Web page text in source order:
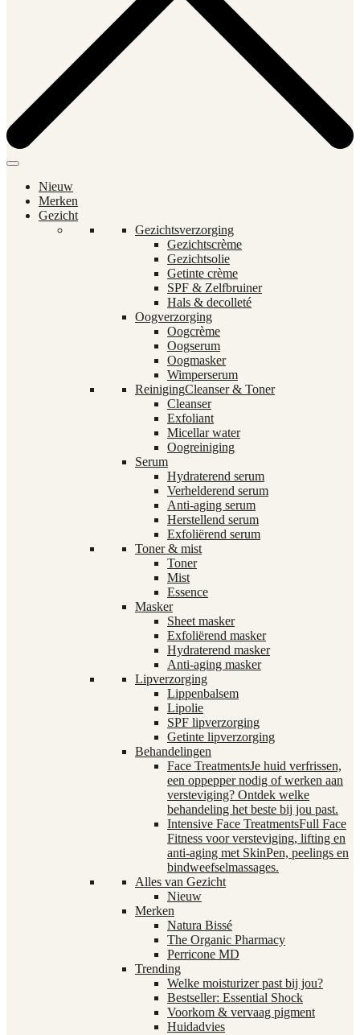
Nieuw
Merken
Gezicht
Gezichtsverzorging
Gezichtscrème
Gezichtsolie
Getinte crème
SPF & Zelfbruiner
Hals & decolleté
Oogverzorging
Oogcrème
Oogserum
Oogmasker
Wimperserum
ReinigingCleanser & Toner
Cleanser
Exfoliant
Micellar water
Oogreiniging
Serum
Hydraterend serum
Verhelderend serum
Anti-aging serum
Herstellend serum
Exfoliërend serum
Toner & mist
Toner
Mist
Essence
Masker
Sheet masker
Exfoliërend masker
Hydraterend masker
Anti-aging masker
Lipverzorging
Lippenbalsem
Lipolie
SPF lipverzorging
Getinte lipverzorging
Behandelingen
Face TreatmentsJe huid verfrissen,
een oppepper nodig of werken aan
versteviging? Ontdek welke
behandeling het beste bij jou past.
Intensive Face TreatmentsFull Face
Fitness voor versteviging, lifting en
anti-aging met SkinPen, peelings en
bindweefselmassages.
Alles van Gezicht
Nieuw
Merken
Natura Bissé
The Organic Pharmacy
Perricone MD
Trending
Welke moisturizer past bij jou?
Bestseller: Essential Shock
Voorkom & vervaag pigment
Huidadvies